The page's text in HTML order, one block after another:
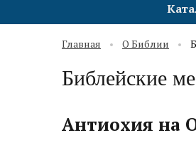
Главная О Библии
Библейские
Антиохия на